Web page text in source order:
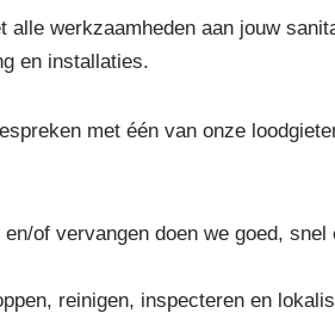
werkzaamheden aan jouw
en installaties.
met één van onze
of vervangen doen we goed, snel
reinigen, inspecteren en